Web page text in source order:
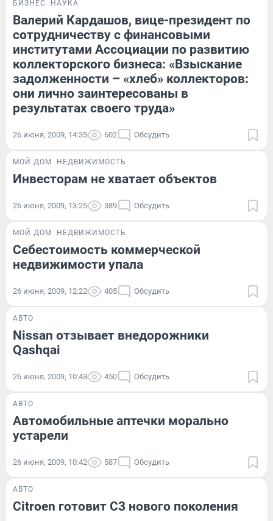
БИЗНЕС НАУКА
Валерий Кардашов, вице-президент по
сотрудничеству с финансовыми
институтами Ассоциации по развитию
коллекторского бизнеса: «Взыскание
задолженности – «хлеб» коллекторов:
они лично заинтересованы в
результатах своего труда»
26 июня, 2009, 14:35 602 Обсудить
МОЙ ДОМ НЕДВИЖИМОСТЬ
Инвесторам не хватает объектов
26 июня, 2009, 13:25 389 Обсудить
МОЙ ДОМ НЕДВИЖИМОСТЬ
Себестоимость коммерческой
недвижимости упала
26 июня, 2009, 12:22 405 Обсудить
АВТО
Nissan отзывает внедорожники
Qashqai
26 июня, 2009, 10:43 450 Обсудить
АВТО
Автомобильные аптечки морально
устарели
26 июня, 2009, 10:42 587 Обсудить
АВТО
Citroen готовит C3 нового поколения